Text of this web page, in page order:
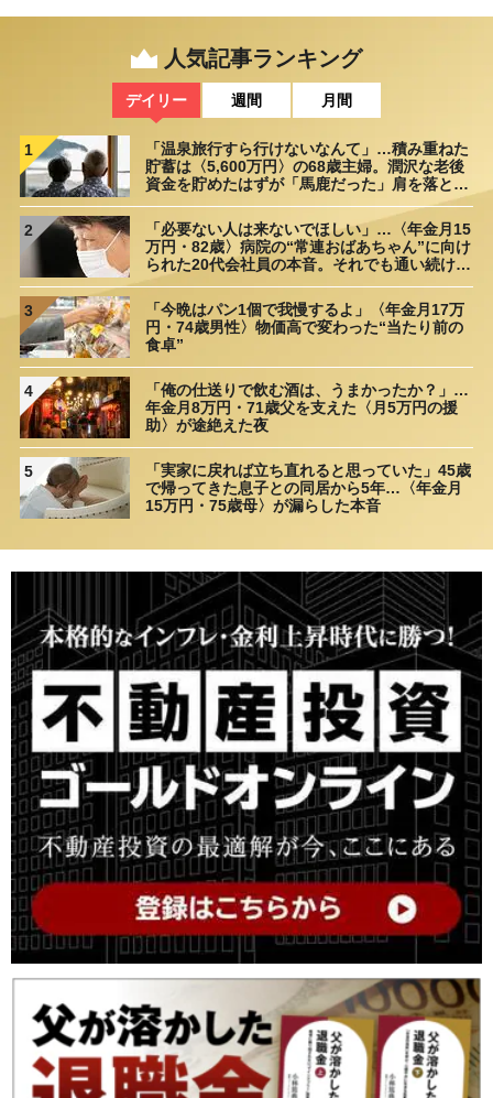
人気記事ランキング
デイリー 週間 月間
1
「温泉旅行すら行けないなんて」…積み重ねた
貯蓄は〈5,600万円〉の68歳主婦。潤沢な老後
資金を貯めたはずが「馬鹿だった」肩を落とす
2
「必要ない人は来ないでほしい」…〈年金月15
万円・82歳〉病院の“常連おばあちゃん”に向け
られた20代会社員の本音。それでも通い続ける
3
「今晩はパン1個で我慢するよ」〈年金月17万
円・74歳男性〉物価高で変わった“当たり前の
食卓”
4
「俺の仕送りで飲む酒は、うまかったか？」…
年金月8万円・71歳父を支えた〈月5万円の援
助〉が途絶えた夜
5
「実家に戻れば立ち直れると思っていた」45歳
で帰ってきた息子との同居から5年…〈年金月
15万円・75歳母〉が漏らした本音